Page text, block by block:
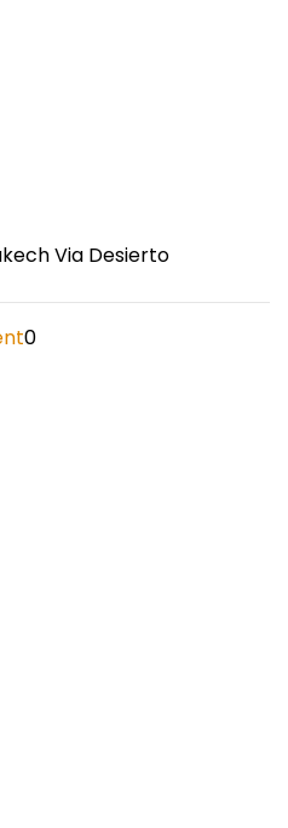
Via Desierto
on
0